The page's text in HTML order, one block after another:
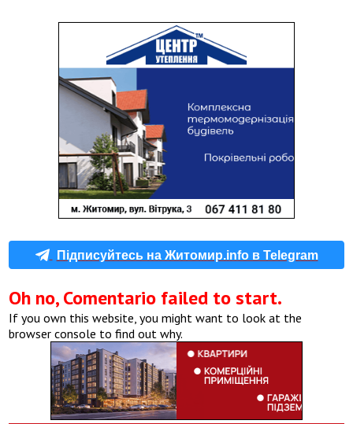
Підписуйтесь на Житомир.info в Telegram
Oh no, Comentario failed to start.
If you own this website, you might want to look at the
browser console to find out why.